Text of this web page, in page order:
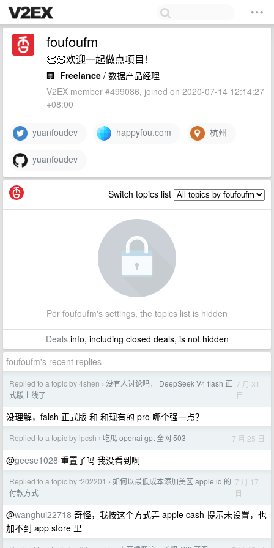
foufoufm
👏🏻欢迎一起做点项目！
🏢 Freelance / 数据产品经理
V2EX member #499086, joined on 2020-07-14 12:14:27
+08:00
yuanfoudev happyfou.com 杭州
yuanfoudev
Switch topics list
Per foufoufm's settings, the topics list is hidden
Dealsinfo, including closed deals, is not hidden
foufoufm's recent replies
Replied to a topic by 4shen › 没有人讨论吗， DeepSeek V4 flash 正
式版上线了
7 月 31
日
没理解，falsh 正式版 和 和现有的 pro 哪个强一点？
Replied to a topic by ipcsh › 吃瓜 openai gpt 全网 503 7 月 25 日
@geese1028 重置了吗 我没看到啊
Replied to a topic by t202201 › 如何以最低成本添加美区 apple id 的
付款方式
7 月 17
日
@wanghui22718 奇怪，我按这个方式弄 apple cash 提示未设置，也
加不到 app store 里